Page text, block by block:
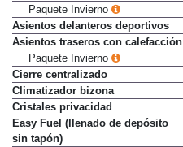
Paquete Invierno
Asientos delanteros deportivos
Asientos traseros con calefacción
Paquete Invierno
Cierre centralizado
Climatizador bizona
Cristales privacidad
Easy Fuel (llenado de depósito
sin tapón)